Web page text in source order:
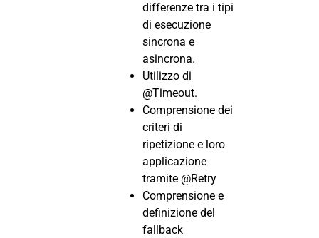
differenze tra i tipi
di esecuzione
sincrona e
asincrona.
Utilizzo di
@Timeout.
Comprensione dei
criteri di
ripetizione e loro
applicazione
tramite @Retry
Comprensione e
definizione del
fallback